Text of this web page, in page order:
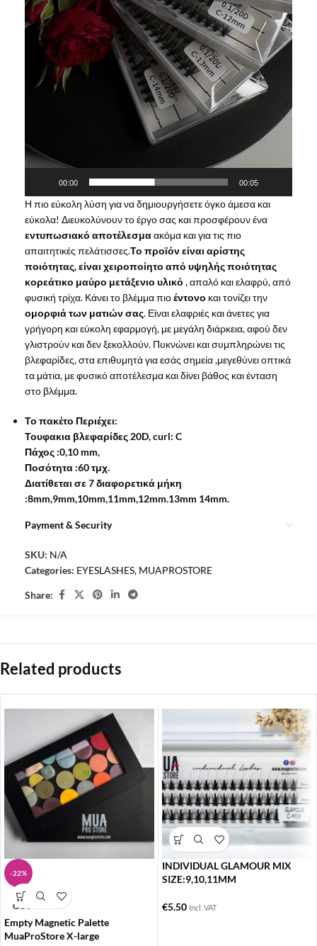
00:00 00:05
Η πιο εύκολη λύση για να δημιουργήσετε όγκο άμεσα και
εύκολα! Διευκολύνουν το έργο σας και προσφέρουν ένα
εντυπωσιακό αποτέλεσμαακόμα και για τις πιο
απαιτητικές πελάτισσες.Το προϊόν είναι αρίστης
ποιότητας, είναι χειροποίητο από υψηλής ποιότητας
κορεάτικο μαύρο μετάξενιο υλικό , απαλό και ελαφρύ, από
φυσική τρίχα. Κάνει το βλέμμα πιοέντονο και τονίζει την
ομορφιά των ματιών σας. Είναι ελαφριές και άνετες για
γρήγορη και εύκολη εφαρμογή, με μεγάλη διάρκεια, αφού δεν
γλιστρούν και δεν ξεκολλούν. Πυκνώνει και συμπληρώνει τις
βλεφαρίδες, στα επιθυμητά για εσάς σημεία ,μεγεθύνει οπτικά
τα μάτια, με φυσικό αποτέλεσμα και δίνει βάθος και ένταση
στο βλέμμα.
Το πακέτο Περιέχει:
Τουφακια βλεφαρίδες 20D, curl: C
Πάχος :0,10 mm,
Ποσότητα :60 τμχ.
Διατίθεται σε 7 διαφορετικά μήκη
:8mm,9mm,10mm,11mm,12mm.13mm 14mm.
Payment & Security
SKU: N/A
Categories: EYESLASHES, MUAPROSTORE
Share:
Related products
-22%
SOLD
OUT
Empty Magnetic Palette
MuaProStore X-large
INDIVIDUAL GLAMOUR MIX
SIZE:9,10,11MM
€5.50 Incl. VAT